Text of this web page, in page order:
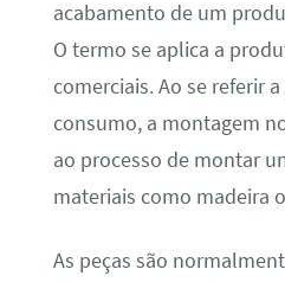
acabamento de um
O termo se aplica a
comerciais. Ao se referir
consumo, a montagem
ao processo de montar
materiais como madeira
As peças são